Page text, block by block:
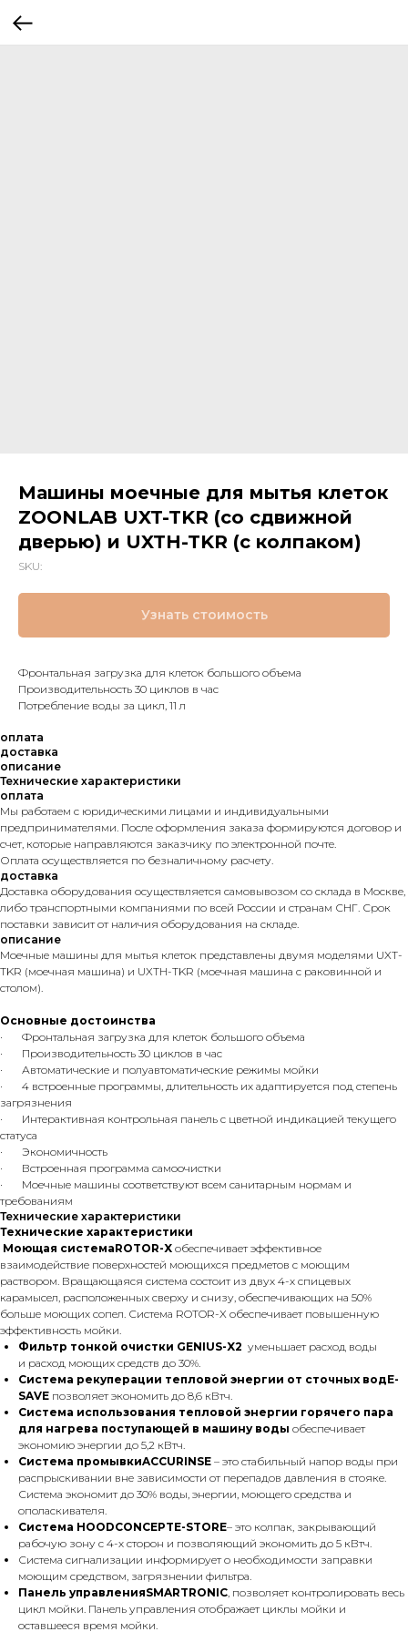
Машины моечные для мытья клеток
ZOONLAB UXT-TKR (со сдвижной
дверью) и UXTH-TKR (с колпаком)
SKU:
Узнать стоимость
Фронтальная загрузка для клеток большого объема
Производительность 30 циклов в час
Потребление воды за цикл, 11 л
оплата
доставка
описание
Технические характеристики
оплата
Мы работаем с юридическими лицами и индивидуальными
предпринимателями. После оформления заказа формируются договор и
счет, которые направляются заказчику по электронной почте.
Оплата осуществляется по безналичному расчету.
доставка
Доставка оборудования осуществляется самовывозом со склада в Москве,
либо транспортными компаниями по всей России и странам СНГ. Срок
поставки зависит от наличия оборудования на складе.
описание
Моечные машины для мытья клеток представлены двумя моделями UXT-
TKR (моечная машина) и UXTH-TKR (моечная машина с раковинной и
столом).
Основные достоинства
· Фронтальная загрузка для клеток большого объема
· Производительность 30 циклов в час
· Автоматические и полуавтоматические режимы мойки
· 4 встроенные программы, длительность их адаптируется под степень
загрязнения
· Интерактивная контрольная панель с цветной индикацией текущего
статуса
· Экономичность
· Встроенная программа самоочистки
· Моечные машины соответствуют всем санитарным нормам и
требованиям
Технические характеристики
Технические характеристики
Моющая системаROTOR-X обеспечивает эффективное
взаимодействие поверхностей моющихся предметов с моющим
раствором. Вращающаяся система состоит из двух 4-х спицевых
карамысел, расположенных сверху и снизу, обеспечивающих на 50%
больше моющих сопел. Система ROTOR-X обеспечивает повышенную
эффективность мойки.
Фильтр тонкой очистки GENIUS-X2 уменьшает расход воды
и расход моющих средств до 30%.
Система рекуперации тепловой энергии от сточных водE-
SAVE позволяет экономить до 8,6 кВтч.
Система использования тепловой энергии горячего пара
для нагрева поступающей в машину воды обеспечивает
экономию энергии до 5,2 кВтч.
Система промывкиACCURINSE – это стабильный напор воды при
распрыскивании вне зависимости от перепадов давления в стояке.
Система экономит до 30% воды, энергии, моющего средства и
ополаскивателя.
Система HOODCONCEPTE-STORE– это колпак, закрывающий
рабочую зону с 4-х сторон и позволяющий экономить до 5 кВтч.
Система сигнализации информирует о необходимости заправки
моющим средством, загрязнении фильтра.
Панель управленияSMARTRONIC, позволяет контролировать весь
цикл мойки. Панель управления отображает циклы мойки и
оставшееся время мойки.